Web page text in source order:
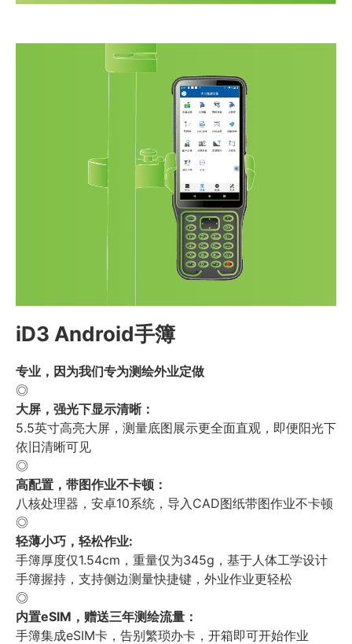
iD3 Android手簿
专业，因为我们专为测绘外业定做
◎
大屏，强光下显示清晰：
5.5英寸高亮大屏，测量底图展示更全面直观，即便阳光下
依旧清晰可见
◎
高配置，带图作业不卡顿：
八核处理器，安卓10系统，导入CAD图纸带图作业不卡顿
◎
轻薄小巧，轻松作业:
手簿厚度仅1.54cm，重量仅为345g，基于人体工学设计
手簿握持，支持侧边测量快捷键，外业作业更轻松
◎
内置eSIM，赠送三年测绘流量：
手簿集成eSIM卡，告别繁琐办卡，开箱即可开始作业